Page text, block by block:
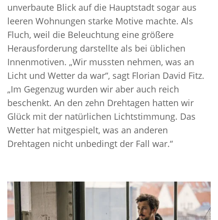
unverbaute Blick auf die Hauptstadt sogar aus
leeren Wohnungen starke Motive machte. Als
Fluch, weil die Beleuchtung eine größere
Herausforderung darstellte als bei üblichen
Innenmotiven. „Wir mussten nehmen, was an
Licht und Wetter da war“, sagt Florian David Fitz.
„Im Gegenzug wurden wir aber auch reich
beschenkt. An den zehn Drehtagen hatten wir
Glück mit der natürlichen Lichtstimmung. Das
Wetter hat mitgespielt, was an anderen
Drehtagen nicht unbedingt der Fall war.“